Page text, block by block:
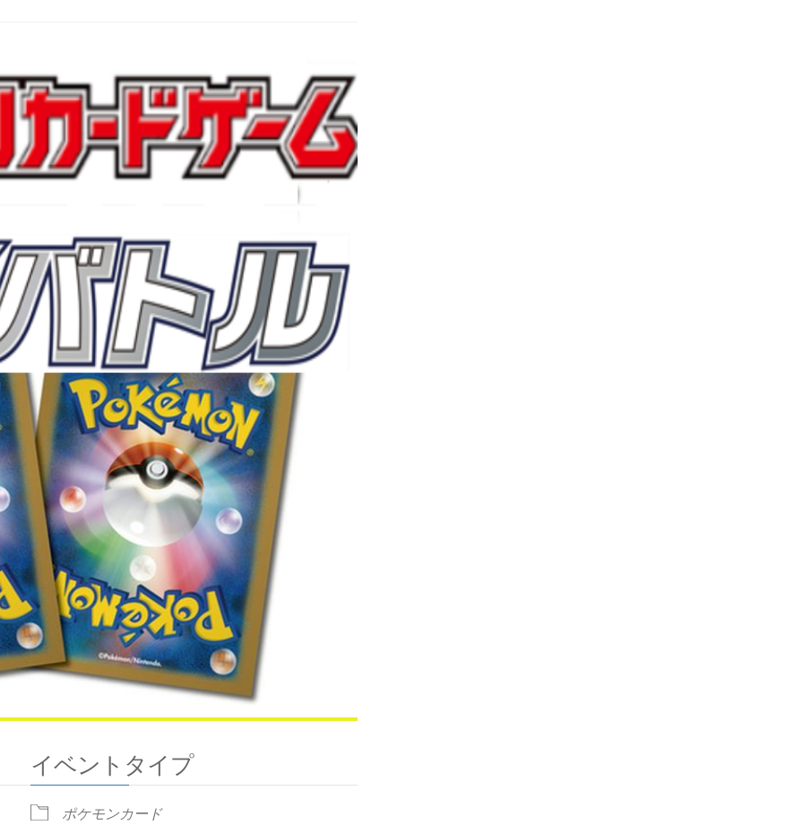
イベントタイプ
ポケモンカード